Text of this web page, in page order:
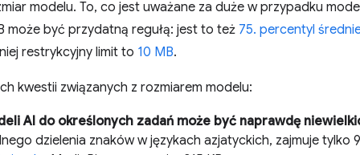
modelu. To, co jest uważane za duże w przypadku
może być przydatną regułą: jest to też 75. percentyl
restrykcyjny limit to 10 MB.
kwestii związanych z rozmiarem modelu:
AI do określonych zadań może być naprawdę
dzielenia znaków w językach azjatyckich, zajmuje tylko